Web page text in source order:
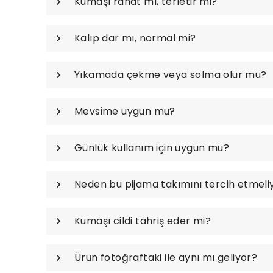
Kalıp dar mı, normal mi?
Yıkamada çekme veya solma olur mu?
Mevsime uygun mu?
Günlük kullanım için uygun mu?
Neden bu pijama takımını tercih
Kumaşı cildi tahriş eder mi?
Ürün fotoğraftaki ile aynı mı geliyor?